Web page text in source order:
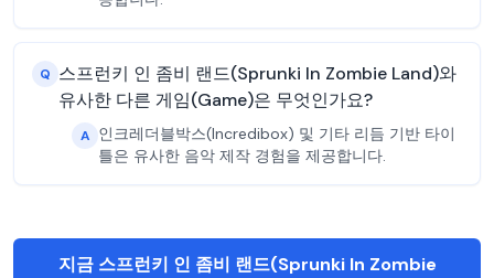
Q 스프런키 인 좀비 랜드(Sprunki In Zombie Land)와
유사한 다른 게임(Game)은 무엇인가요?
A 인크레더블박스(Incredibox) 및 기타 리듬 기반 타이
틀은 유사한 음악 제작 경험을 제공합니다.
지금 스프런키 인 좀비 랜드(Sprunki In Zombie